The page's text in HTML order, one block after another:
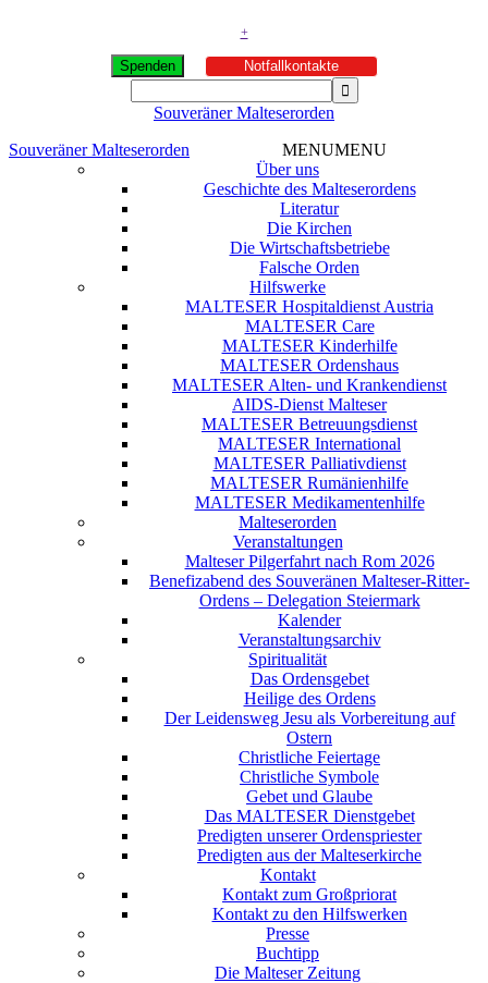
+
Spenden Notfallkontakte
Souveräner Malteserorden
Souveräner Malteserorden
MENUMENU
Über uns
Geschichte des Malteserordens
Literatur
Die Kirchen
Die Wirtschaftsbetriebe
Falsche Orden
Hilfswerke
MALTESER Hospitaldienst Austria
MALTESER Care
MALTESER Kinderhilfe
MALTESER Ordenshaus
MALTESER Alten- und Krankendienst
AIDS-Dienst Malteser
MALTESER Betreuungsdienst
MALTESER International
MALTESER Palliativdienst
MALTESER Rumänienhilfe
MALTESER Medikamentenhilfe
Malteserorden
Veranstaltungen
Malteser Pilgerfahrt nach Rom 2026
Benefizabend des Souveränen Malteser-Ritter-
Ordens – Delegation Steiermark
Kalender
Veranstaltungsarchiv
Spiritualität
Das Ordensgebet
Heilige des Ordens
Der Leidensweg Jesu als Vorbereitung auf
Ostern
Christliche Feiertage
Christliche Symbole
Gebet und Glaube
Das MALTESER Dienstgebet
Predigten unserer Ordenspriester
Predigten aus der Malteserkirche
Kontakt
Kontakt zum Großpriorat
Kontakt zu den Hilfswerken
Presse
Buchtipp
Die Malteser Zeitung